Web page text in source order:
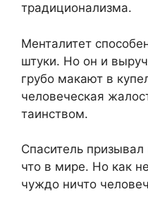
традиционализма.
Менталитет
штуки. Но он и
грубо макают в
человеческая
таинством.
Спаситель
что в мире. Но как
чуждо ничто